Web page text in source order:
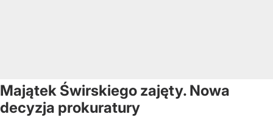
Majątek Świrskiego zajęty. Nowa
decyzja prokuratury